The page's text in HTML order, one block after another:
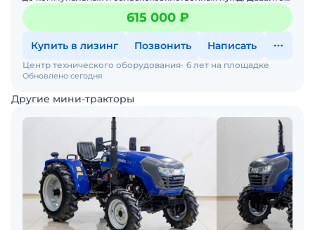
подберем трактор под ваши задачи — просто напиши
615 000 ₽
Купить в лизинг Позвонить Написать
Обновлено сегодня
Центр технического оборудования 6 лет на площадке
Другие мини-тракторы